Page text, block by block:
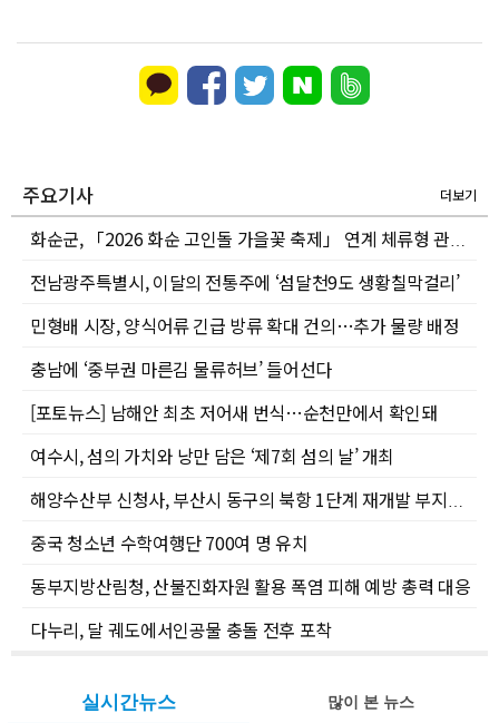
주요기사 더보기
화순군, 「2026 화순 고인돌 가을꽃 축제」 연계 체류형 관광·지역경제 활성화 추진
전남광주특별시, 이달의 전통주에 ‘섬달천9도 생황칠막걸리’
민형배 시장, 양식어류 긴급 방류 확대 건의…추가 물량 배정
충남에 ‘중부권 마른김 물류허브’ 들어선다
[포토뉴스] 남해안 최초 저어새 번식…순천만에서 확인돼
여수시, 섬의 가치와 낭만 담은 ‘제7회 섬의 날’ 개최
해양수산부 신청사, 부산시 동구의 북항 1단계 재개발 부지에 짓는다
중국 청소년 수학여행단 700여 명 유치
동부지방산림청, 산불진화자원 활용 폭염 피해 예방 총력 대응
다누리, 달 궤도에서인공물 충돌 전후 포착
실시간뉴스 많이 본 뉴스